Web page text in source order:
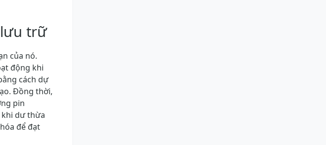
trữ
của nó.
động khi
cách dự
Đồng thời,
pin
dư thừa
để đạt